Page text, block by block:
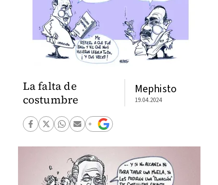
La falta de
costumbre
Mephisto
19.04.2024